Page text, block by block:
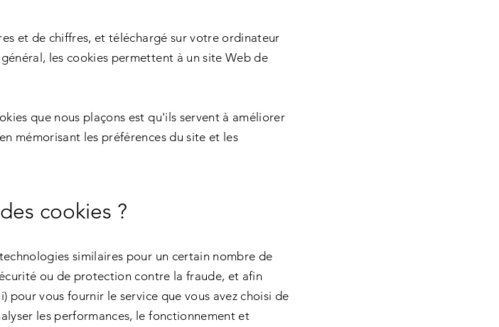
et de chiffres, et téléchargé sur votre ordinateur
les cookies permettent à un site Web de
que nous plaçons est qu'ils servent à améliorer
mémorisant les préférences du site et les
cookies ?
similaires pour un certain nombre de
ou de protection contre la fraude, et afin
vous fournir le service que vous avez choisi de
les performances, le fonctionnement et